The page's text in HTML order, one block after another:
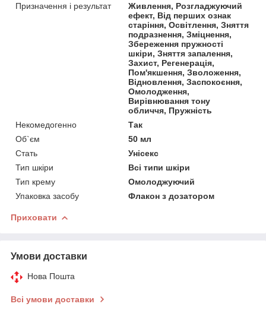
Призначення і результат
Живлення, Розгладжуючий
ефект, Від перших ознак
старіння, Освітлення, Зняття
подразнення, Зміцнення,
Збереження пружності
шкіри, Зняття запалення,
Захист, Регенерація,
Пом'якшення, Зволоження,
Відновлення, Заспокоєння,
Омолодження,
Вирівнювання тону
обличчя, Пружність
Некомедогенно
Так
Об`єм
50 мл
Стать
Унісекс
Тип шкіри
Всі типи шкіри
Тип крему
Омолоджуючий
Упаковка засобу
Флакон з дозатором
Приховати
Умови доставки
Нова Пошта
Всі умови доставки